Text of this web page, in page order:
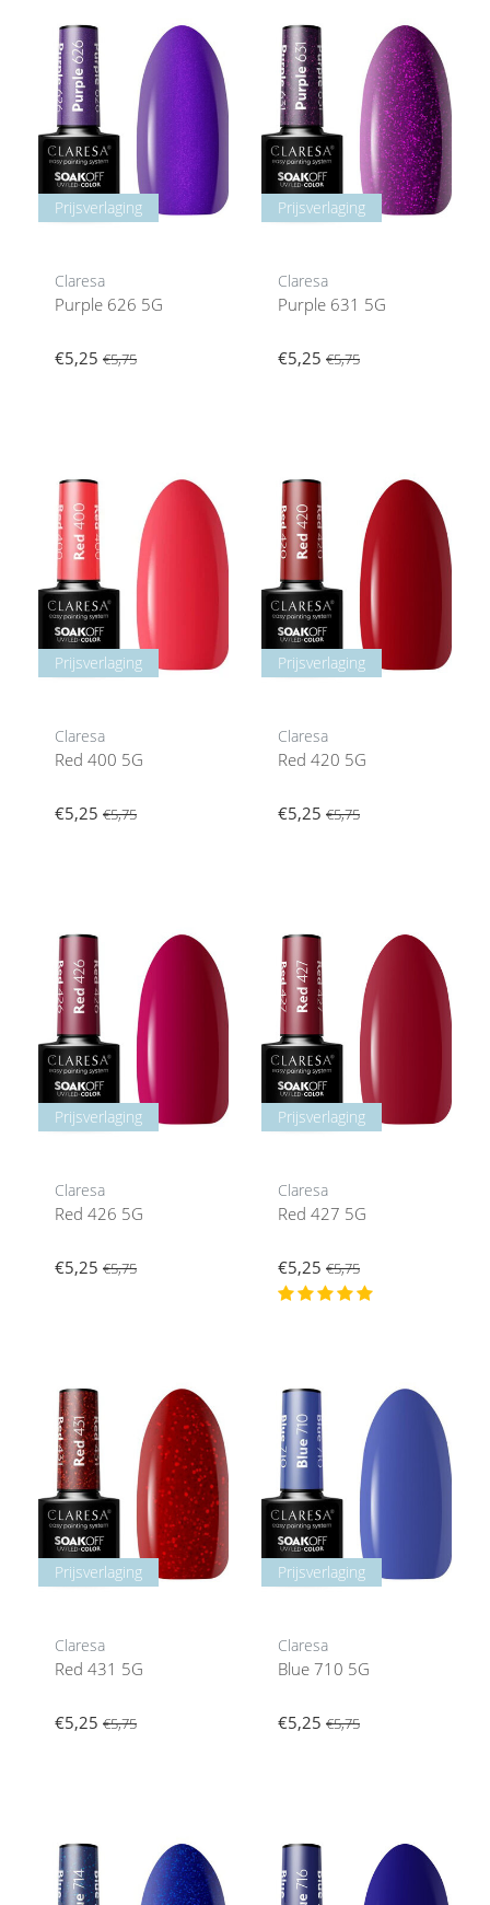
Prijsverlaging
Claresa
Purple 626 5G
€5,25 €5,75
Prijsverlaging
Claresa
Purple 631 5G
€5,25 €5,75
Prijsverlaging
Claresa
Red 400 5G
€5,25 €5,75
Prijsverlaging
Claresa
Red 420 5G
€5,25 €5,75
Prijsverlaging
Claresa
Red 426 5G
€5,25 €5,75
Prijsverlaging
Claresa
Red 427 5G
€5,25 €5,75
Prijsverlaging
Claresa
Red 431 5G
€5,25 €5,75
Prijsverlaging
Claresa
Blue 710 5G
€5,25 €5,75